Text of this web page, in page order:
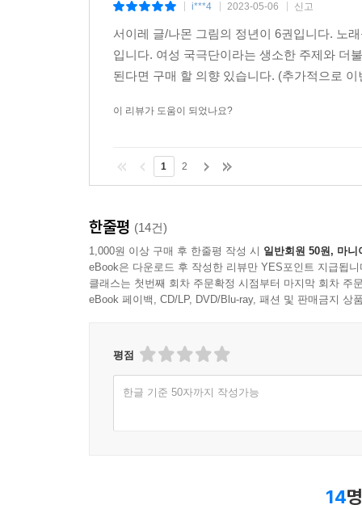
i***4 2023-05-06 신고
서이레 글/나몬 그림의 정년이 6권입니다. 노
입니다. 여성 국극단이라는 생소한 주제와 더
된다면 구매 할 의향 있습니다. (추가적으로
이 리뷰가 도움이 되었나요?
1 2
한줄평 (14건)
1,000원 이상 구매 후 한줄평 작성 시 일반회원 50원, 마니
eBook은 다운로드 후 작성한 리뷰만 YES포인트 지급됩니
클래스는 첫번째 회차 주문확정 시점부터 마지막 회차 주
eBook 페이백, CD/LP, DVD/Blu-ray, 패션 및 판매금지 상
평점
한글 기준 50자까지 작성가능
14